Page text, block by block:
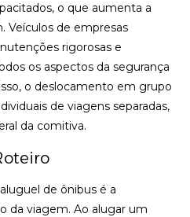
o que aumenta a
Veículos de empresas
rigorosas e
os aspectos da segurança
o deslocamento em grupo
de viagens separadas,
da comitiva.
de ônibus é a
da viagem. Ao alugar um